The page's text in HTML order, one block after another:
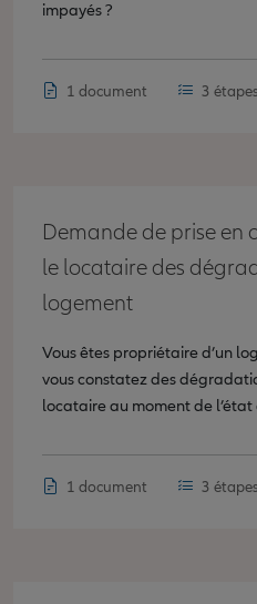
impayés ?
1 document 3 étapes
Demande de prise en
le locataire des
logement
Vous êtes propriétaire d’un
vous constatez des
locataire au moment de
1 document 3 étapes